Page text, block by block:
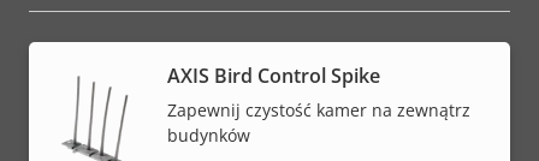
AXIS Bird Control Spike
Zapewnij czystość kamer na zewnątrz
budynków